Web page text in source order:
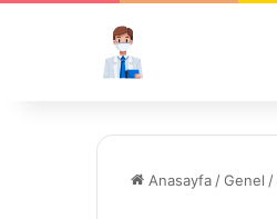
Anasayfa /Genel /